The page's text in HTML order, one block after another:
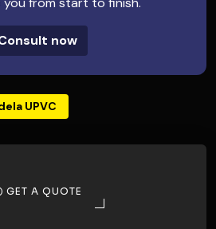
now
UPVC
GET A QUOTE